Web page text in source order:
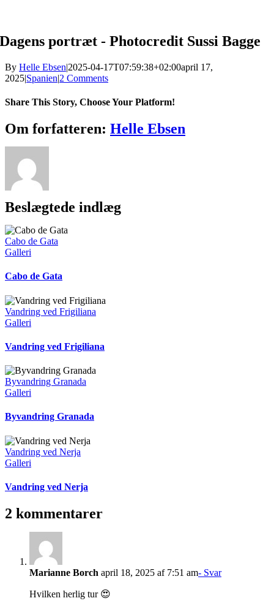
Dagens portræt - Photocredit Sussi Bagge
By Helle Ebsen|2025-04-17T07:59:38+02:00april 17,
2025|Spanien|2 Comments
Share This Story, Choose Your Platform!
Facebook
X
Reddit
LinkedIn
WhatsApp
Telegram
Tumblr
Pinterest
Vk
Xing
E-
mail
Om forfatteren: Helle Ebsen
Beslægtede indlæg
Cabo de Gata
Galleri
Cabo de Gata
Vandring ved Frigiliana
Galleri
Vandring ved Frigiliana
Byvandring Granada
Galleri
Byvandring Granada
Vandring ved Nerja
Galleri
Vandring ved Nerja
2 kommentarer
Marianne Borch april 18, 2025 af 7:51 am- Svar
Hvilken herlig tur 😍